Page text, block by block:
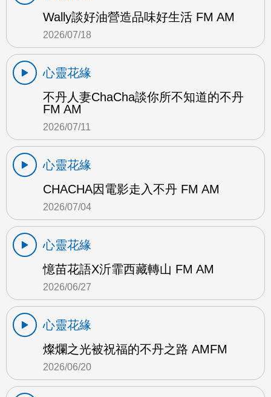
Wally談好油營造品味好生活 FM AM
2026/07/18
心靈花緣
不丹人妻ChaCha談你所不知道的不丹
FM AM
2026/07/11
心靈花緣
CHACHA因電影走入不丹 FM AM
2026/07/04
心靈花緣
憶苗花語X沂霏西藏轉山 FM AM
2026/06/27
心靈花緣
燦爛之光被祝福的不丹之路 AMFM
2026/06/20